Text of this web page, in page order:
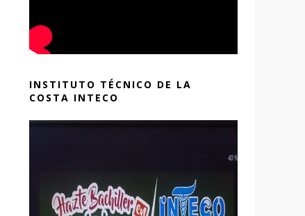
INSTITUTO TÉCNICO DE LA
COSTA INTECO